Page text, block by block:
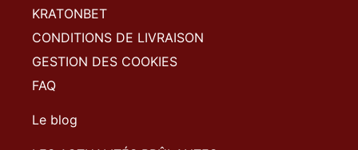
KRATONBET
CONDITIONS DE LIVRAISON
GESTION DES COOKIES
FAQ
Le blog